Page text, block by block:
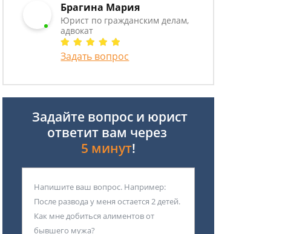
Брагина Мария
Юрист по гражданским делам,
адвокат
Задать вопрос
Задайте вопрос и юрист
ответит вам через
5 минут!